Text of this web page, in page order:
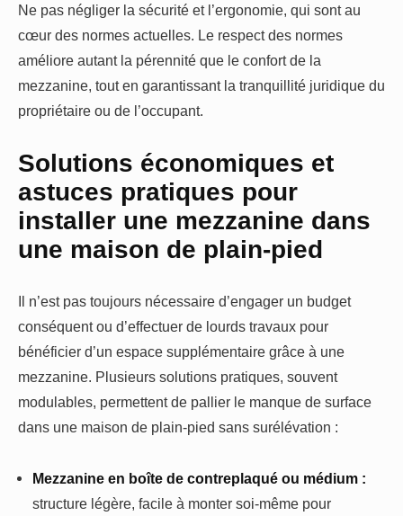
Ne pas négliger la sécurité et l’ergonomie, qui sont au
cœur des normes actuelles. Le respect des normes
améliore autant la pérennité que le confort de la
mezzanine, tout en garantissant la tranquillité juridique du
propriétaire ou de l’occupant.
Solutions économiques et
astuces pratiques pour
installer une mezzanine dans
une maison de plain-pied
Il n’est pas toujours nécessaire d’engager un budget
conséquent ou d’effectuer de lourds travaux pour
bénéficier d’un espace supplémentaire grâce à une
mezzanine. Plusieurs solutions pratiques, souvent
modulables, permettent de pallier le manque de surface
dans une maison de plain-pied sans surélévation :
Mezzanine en boîte de contreplaqué ou médium :
structure légère, facile à monter soi-même pour